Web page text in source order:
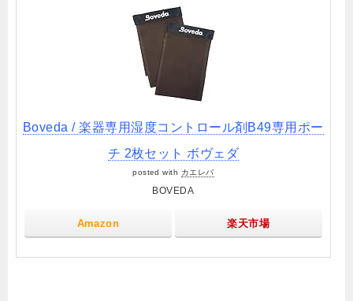
Boveda / 楽器専用湿度コントロール剤B49専用ポー
チ 2枚セット ボヴェダ
posted with カエレバ
BOVEDA
Amazon 楽天市場